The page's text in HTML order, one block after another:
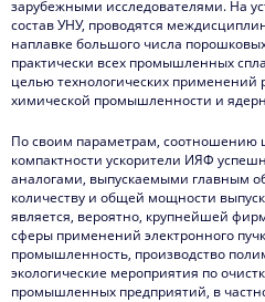
зарубежными исследователями. На
состав УНУ, проводятся
наплавке большого числа
практически всех промышленных
целью технологических применений
химической промышленности и
По своим параметрам, соотношению
компактности ускорители ИЯФ
аналогами, выпускаемыми главным
количеству и общей мощности
является, вероятно, крупнейшей
сферы применений электронного
промышленность, производство
экологические мероприятия по
промышленных предприятий, в